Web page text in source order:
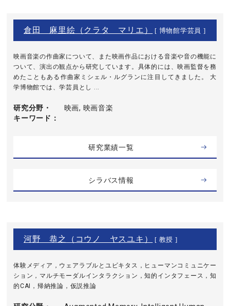
倉田 麻里絵（クラタ マリエ） [ 博物館学芸員 ]
映画音楽の作曲家について、また映画作品における音楽や音の機能に
ついて、演出の観点から研究しています。具体的には、映画監督を務
めたこともある作曲家ミシェル・ルグランに注目してきました。 大
学博物館では、学芸員とし ...
研究分野・
キーワード
映画, 映画音楽
研究業績一覧
シラバス情報
河野 恭之（コウノ ヤスユキ） [ 教授 ]
体験メディア，ウェアラブルとユビキタス，ヒューマンコミュニケー
ション，マルチモーダルインタラクション，知的インタフェース，知
的CAI，帰納推論，仮説推論